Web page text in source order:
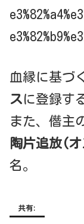
血縁に基づ
スに登録す
また、僭主
陶片追放(
名。
共有: